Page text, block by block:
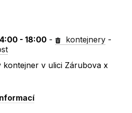
- 18:00 - kontejnery -
kontejner v ulici Zárubova x